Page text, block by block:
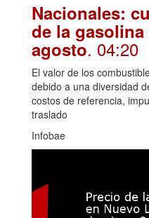
Nacionales:
de la gasolina
agosto. 04:20
El valor de los
debido a una diversidad
costos de referencia,
traslado
Infobae